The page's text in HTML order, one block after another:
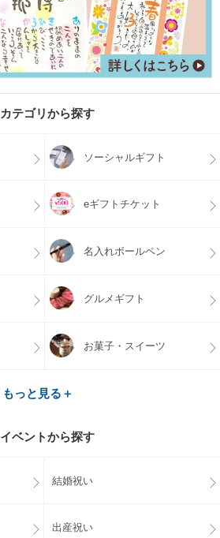
カテゴリから探す
ソーシャルギフト
eギフトチケット
名入れボールペン
グルメギフト
お菓子・スイーツ
もっと見る＋
イベントから探す
結婚祝い
出産祝い